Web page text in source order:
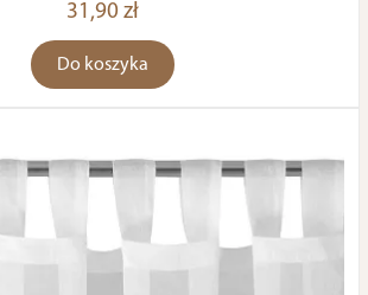
31,90 zł
Do koszyka